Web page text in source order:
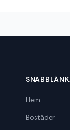
Hem
Bostäder